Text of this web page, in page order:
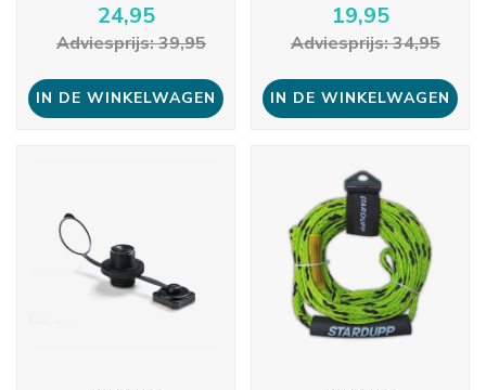
24,95
Adviesprijs: 39,95
IN DE WINKELWAGEN
19,95
Adviesprijs: 34,95
IN DE WINKELWAGEN